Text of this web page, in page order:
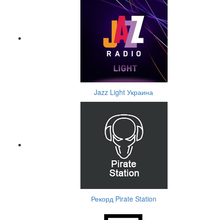
Jazz Light Украина
Рекорд Pirate Station